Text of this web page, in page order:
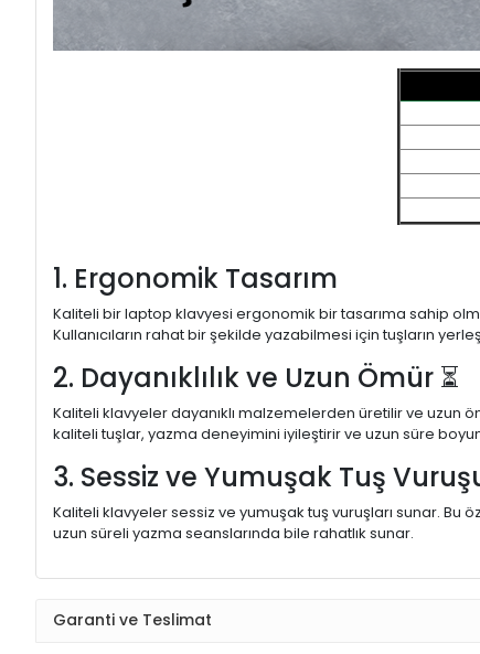
1. Ergonomik Tasarım
Kaliteli bir laptop klavyesi ergonomik bir tasarıma sahip
Kullanıcıların rahat bir şekilde yazabilmesi için tuşların
2. Dayanıklılık ve Uzun Ömür ⏳
Kaliteli klavyeler dayanıklı malzemelerden üretilir ve uzun
kaliteli tuşlar, yazma deneyimini iyileştirir ve uzun süre
3. Sessiz ve Yumuşak Tuş
Kaliteli klavyeler sessiz ve yumuşak tuş vuruşları sunar.
uzun süreli yazma seanslarında bile rahatlık sunar.
Garanti ve Teslimat